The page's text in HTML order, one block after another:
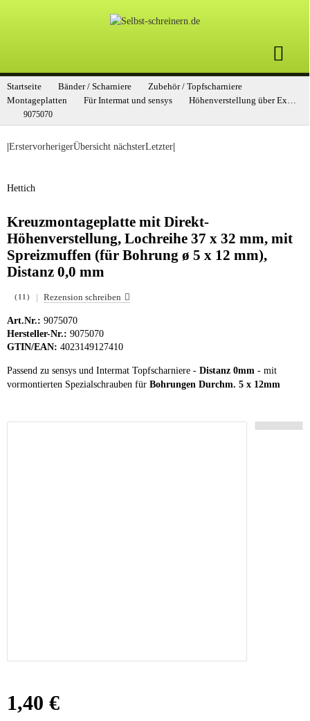
Startseite Bänder / Scharniere
Zubehör / Topfscharniere
Montageplatten
Für Intermat und sensys
Höhenverstellung über Exzenter
9075070
|ErstervorherigerÜbersicht nächsterLetzter|
Hettich
Kreuzmontageplatte mit Direkt-
Höhenverstellung, Lochreihe 37 x 32 mm, mit
Spreizmuffen (für Bohrung ø 5 x 12 mm),
Distanz 0,0 mm
(11) | Rezension schreiben
Art.Nr.: 9075070
Hersteller-Nr.: 9075070
GTIN/EAN: 4023149127410
Passend zu sensys und Intermat Topfscharniere - Distanz 0mm - mit
vormontierten Spezialschrauben für Bohrungen Durchm. 5 x 12mm
1,40 €